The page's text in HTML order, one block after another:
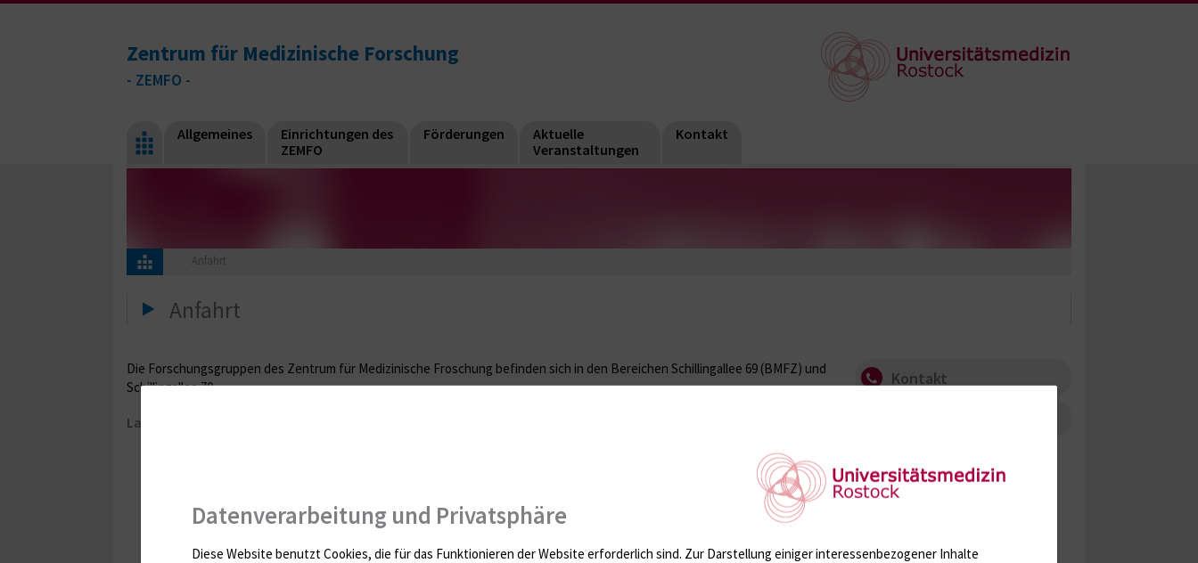
Zentrum für Medizinische Forschung
- ZEMFO -
Allgemeines
Einrichtungen des
ZEMFO
Förderungen
Aktuelle
Veranstaltungen
Kontakt
Anfahrt
Anfahrt
Die Forschungsgruppen des Zentrum für Medizinische Froschung befinden sich in den Bereichen Schillingallee 69 (BMFZ) und
Schillingallee 70.
Lageplan:
Kontakt
Datenverarbeitung und Privatsphäre
Diese Website benutzt Cookies, die für das Funktionieren der Website erforderlich sind. Zur Darstellung einiger interessenbezogener Inhalte